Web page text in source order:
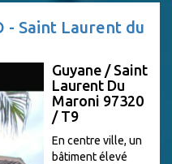
- Saint Laurent du
Guyane / Saint
Laurent Du
Maroni 97320
/ T9
En centre ville, un
bâtiment élevé